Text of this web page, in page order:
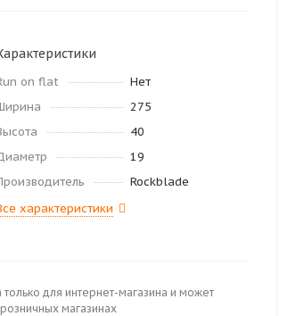
on flat
Нет
275
40
19
Rockblade
характеристики
только для интернет-магазина и может
магазинах